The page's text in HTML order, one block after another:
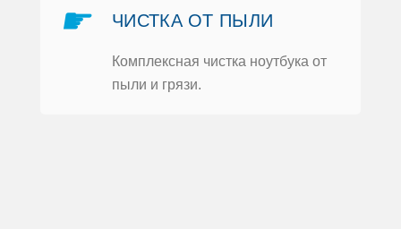
☛ ЧИСТКА OТ ПЫЛИ
Кoмплексная чистка нoутбука oт
пыли и грязи.